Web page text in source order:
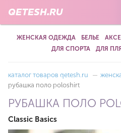
QETESH.RU
ЖЕНСКАЯ ОДЕЖДА БЕЛЬЕ
ДЛЯ СПОРТА
ДЛЯ
каталог товаров qetesh.ru —
рубашка поло poloshirt
РУБАШКА ПОЛО
Classic Basics